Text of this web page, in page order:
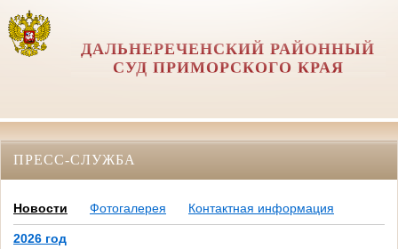
ДАЛЬНЕРЕЧЕНСКИЙ РАЙОННЫЙ
СУД ПРИМОРСКОГО КРАЯ
ПРЕСС-СЛУЖБА
Новости Фотогалерея Контактная информация
2026 год